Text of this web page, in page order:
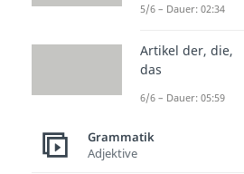
5/6 – Dauer: 02:34
Artikel der, die,
das
6/6 – Dauer: 05:59
Grammatik
Adjektive